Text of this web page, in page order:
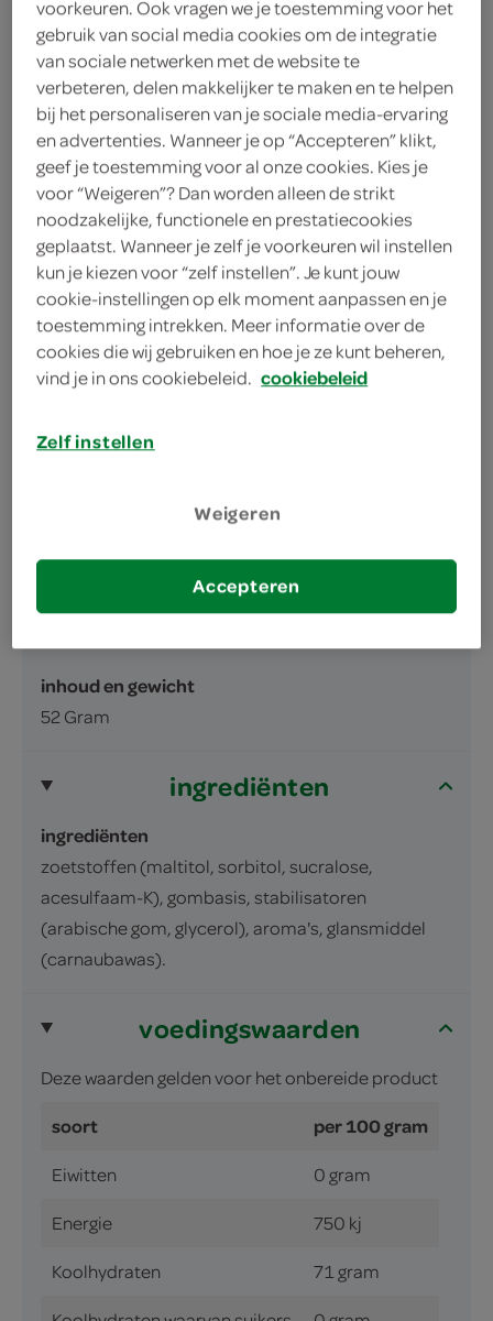
Let op: aanbiedingen zijn niet zichtbaar bij de
producten, maar worden wél automatisch
verwerkt in de winkelmand.
sportlife smashmint, een suikervrije kauwgom met
een heerlijke frisse smaak
in een handig potje
frisse smaak
suikervrij
omschrijving
SUIKERVRIJE KAUWGOM, met zoetstoffen.
Overmatig gebruik kan een laxerend effect
inhoud en gewicht
52 Gram
ingrediënten
ingrediënten
zoetstoffen (maltitol, sorbitol, sucralose,
acesulfaam-K), gombasis, stabilisatoren
(arabische gom, glycerol), aroma's, glansmiddel
(carnaubawas).
voedingswaarden
Deze waarden gelden voor het onbereide product
soort per 100 gram
Eiwitten 0 gram
Energie 750 kj
Koolhydraten 71 gram
voorkeuren. Ook vragen we je toestemming voor het
gebruik van social media cookies om de integratie
van sociale netwerken met de website te
verbeteren, delen makkelijker te maken en te helpen
bij het personaliseren van je sociale media-ervaring
en advertenties. Wanneer je op “Accepteren” klikt,
geef je toestemming voor al onze cookies. Kies je
voor “Weigeren”? Dan worden alleen de strikt
noodzakelijke, functionele en prestatiecookies
geplaatst. Wanneer je zelf je voorkeuren wil instellen
kun je kiezen voor “zelf instellen”. Je kunt jouw
cookie-instellingen op elk moment aanpassen en je
toestemming intrekken. Meer informatie over de
cookies die wij gebruiken en hoe je ze kunt beheren,
vind je in ons cookiebeleid. cookiebeleid
Zelf instellen
Weigeren
Accepteren